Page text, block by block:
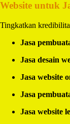
Website untuk
Tingkatkan
Jasa
Jasa desain
Jasa website
Jasa
Jasa website